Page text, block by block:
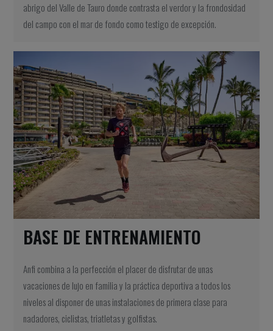
abrigo del Valle de Tauro donde contrasta el verdor y la frondosidad
del campo con el mar de fondo como testigo de excepción.
BASE DE ENTRENAMIENTO
Anfi combina a la perfección el placer de disfrutar de unas
vacaciones de lujo en familia y la práctica deportiva a todos los
niveles al disponer de unas instalaciones de primera clase para
nadadores, ciclistas, triatletas y golfistas.